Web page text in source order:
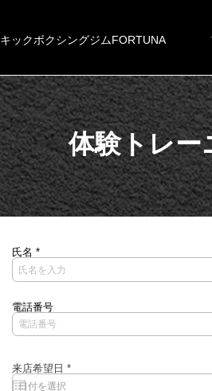
キックボクシングジムFORTUNA
体験トレー
氏名
電話番号
来店希望日 *r
e